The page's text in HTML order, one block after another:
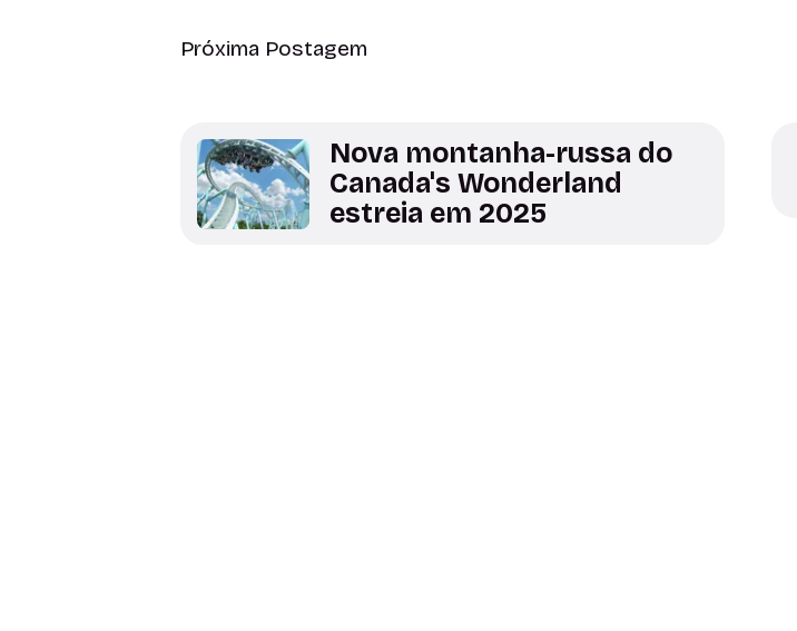
Próxima Postagem
Nova montanha-russa do
Canada's Wonderland
estreia em 2025